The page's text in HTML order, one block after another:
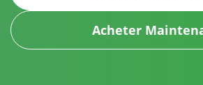
Acheter